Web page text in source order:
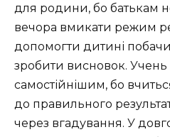
для родини, бо батькам
вечора вмикати режим
допомогти дитині
зробити висновок. Учень
самостійнішим, бо
до правильного
через вгадування. У